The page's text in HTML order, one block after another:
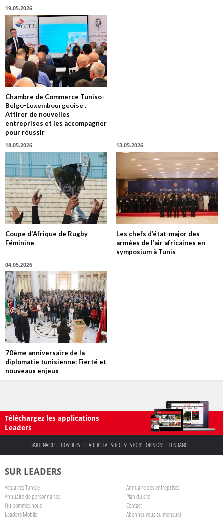
19.05.2026
Chambre de Commerce Tuniso-
Belgo-Luxembourgeoise :
Attirer de nouvelles
entreprises et les accompagner
pour réussir
18.05.2026
Coupe d'Afrique de Rugby
Féminine
13.05.2026
Les chefs d’état-major des
armées de l’air africaines en
symposium à Tunis
04.05.2026
70ème anniversaire de la
diplomatie tunisienne: Fierté et
nouveaux enjeux
Téléchargez les applications
Leaders
PARTENAIRES DOSSIERS LEADERS TV SUCCESS STORY OPINIONS TENDANCE
SUR LEADERS
Actualités Tunisie
Annuaire des entreprises
Annuaire de personnalités
Plan du site
Qui sommes nous
Contact
Leaders Mobile
Abonnez-vous au mensuel